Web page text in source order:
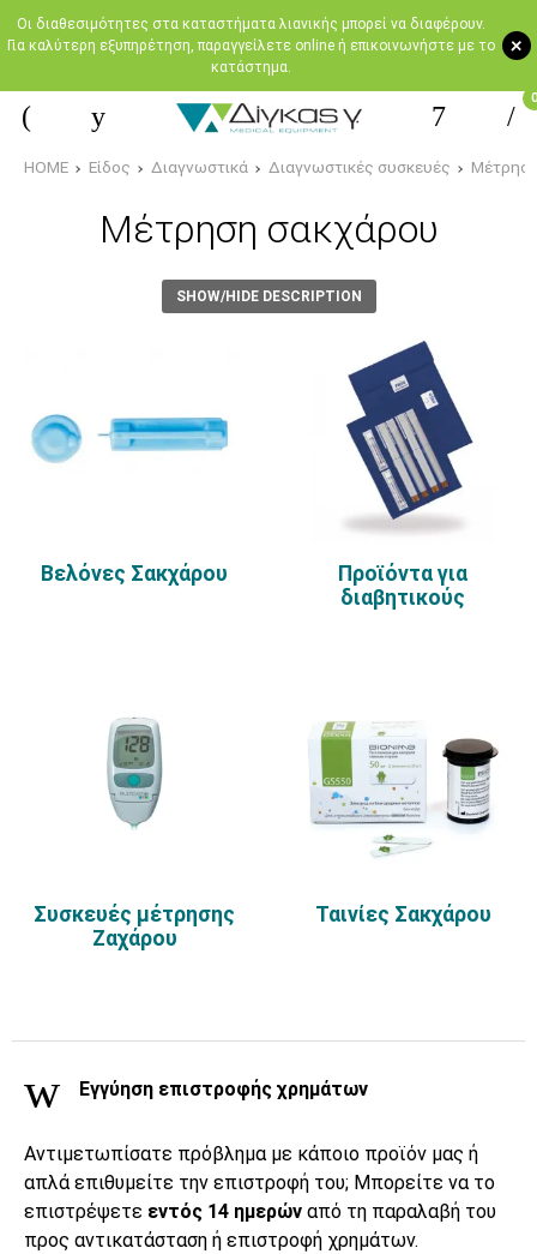
+
Oι διαθεσιμότητες στα καταστήματα λιανικής μπορεί να διαφέρουν.
Για καλύτερη εξυπηρέτηση, παραγγείλετε online ή επικοινωνήστε με το
κατάστημα.
0
HOME Είδος Διαγνωστικά Διαγνωστικές συσκευές
Μέτρηση σακχάρου
SHOW/HIDE DESCRIPTION
Βελόνες Σακχάρου
Προϊόντα για
διαβητικούς
Συσκευές μέτρησης
Ζαχάρου
Ταινίες Σακχάρου
Εγγύηση επιστροφής χρημάτων
Αντιμετωπίσατε πρόβλημα με κάποιο προϊόν μας ή
απλά επιθυμείτε την επιστροφή του; Μπορείτε να το
επιστρέψετε εντός 14 ημερών από τη παραλαβή του
προς αντικατάσταση ή επιστροφή χρημάτων.